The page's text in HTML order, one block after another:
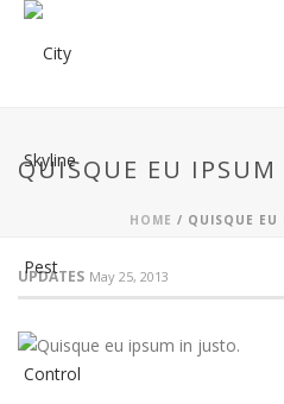
QUISQUE EU IPSUM
HOME / QUISQUE EU
UPDATES May 25, 2013